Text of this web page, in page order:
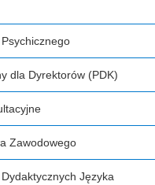
dla Dyrektorów (PDK)
Zawodowego
Języka